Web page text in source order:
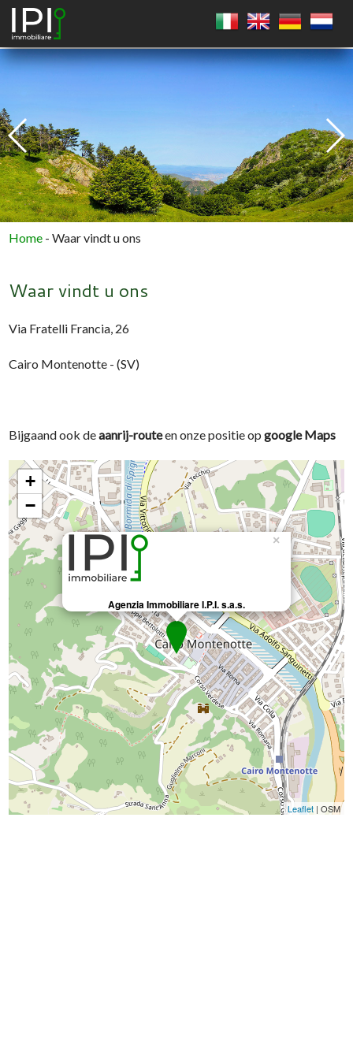
Home -Waar vindt u ons
Waar vindt u ons
Via Fratelli Francia, 26
Cairo Montenotte - (SV)
Bijgaand ook deaanrij-routeen onze positie opgoogle Maps
Agenzia Immobiliare I.P.I. s.a.s.
×
+
−
Leaflet| OSM
VEELHOEK